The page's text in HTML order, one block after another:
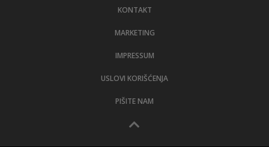
KONTAKT
MARKETING
IMPRESSUM
USLOVI KORIŠĆENJA
PIŠITE NAM